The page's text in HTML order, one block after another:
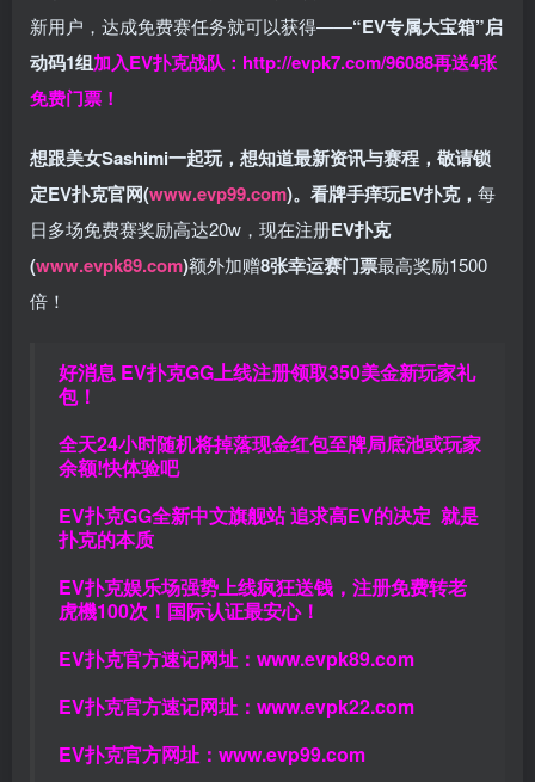
新用户，达成免费赛任务就可以获得——“EV专属大宝箱”启
动码1组加入EV扑克战队： http://evpk7.com/96088再送4张
免费门票！
想跟美女Sashimi一起玩， 想知道最新资讯与赛程， 敬请锁
定EV扑克官网(www.evp99.com)。 看牌手痒玩EV扑克， 每
日多场免费赛奖励高达20w，现在注册EV扑克
(www.evpk89.com)额外加赠8张幸运赛门票最高奖励1500
倍！
好消息 EV扑克GG上线注册领取350美金新玩家礼
包！
全天24小时随机将掉落现金红包至牌局底池或玩家
余额!快体验吧
EV扑克GG全新中文旗舰站追求高EV的决定 就是
扑克的本质
EV扑克娱乐场强势上线疯狂送钱，注册免费转老
虎機100次！国际认证最安心！
EV扑克官方速记网址： www.evpk89.com
EV扑克官方速记网址： www.evpk22.com
EV扑克官方网址： www.evp99.com